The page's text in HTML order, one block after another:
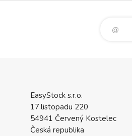
EasyStock s.r.o.
17.listopadu 220
54941 Červený Kostelec
Česká republika